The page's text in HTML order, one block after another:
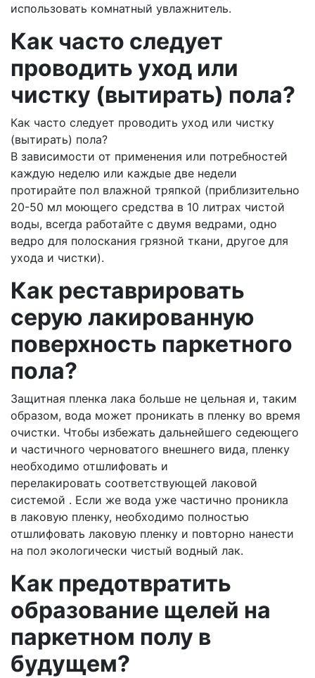
использовать комнатный увлажнитель.
Как часто следует
проводить уход или
чистку (вытирать) пола?
Как часто следует проводить уход или чистку
(вытирать) пола?
В зависимости от применения или потребностей
каждую неделю или каждые две недели
протирайте пол влажной тряпкой (приблизительно
20-50 мл моющего средства в 10 литрах чистой
воды, всегда работайте с двумя ведрами, одно
ведро для полоскания грязной ткани, другое для
ухода и чистки).
Как реставрировать
серую лакированную
поверхность паркетного
пола?
Защитная пленка лака больше не цельная и, таким
образом, вода может проникать в пленку во время
очистки. Чтобы избежать дальнейшего седеющего
и частичного черноватого внешнего вида, пленку
необходимо отшлифовать и
перелакировать соответствующей лаковой
системой . Если же вода уже частично проникла
в лаковую пленку, необходимо полностью
отшлифовать лаковую пленку и повторно нанести
на пол экологически чистый водный лак.
Как предотвратить
образование щелей на
паркетном полу в
будущем?